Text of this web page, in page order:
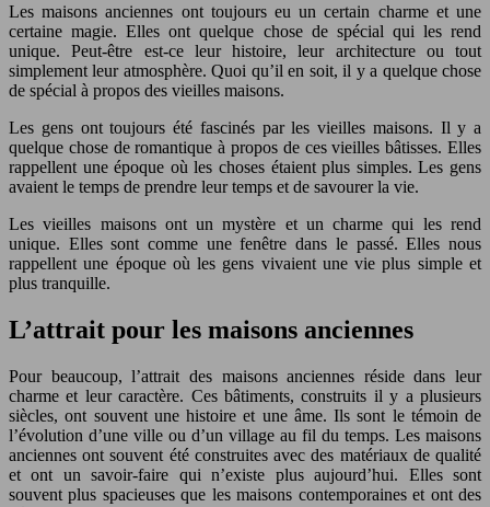
Les maisons anciennes ont toujours eu un certain charme et une
certaine magie. Elles ont quelque chose de spécial qui les rend
unique. Peut-être est-ce leur histoire, leur architecture ou tout
simplement leur atmosphère. Quoi qu’il en soit, il y a quelque chose
de spécial à propos des vieilles maisons.
Les gens ont toujours été fascinés par les vieilles maisons. Il y a
quelque chose de romantique à propos de ces vieilles bâtisses. Elles
rappellent une époque où les choses étaient plus simples. Les gens
avaient le temps de prendre leur temps et de savourer la vie.
Les vieilles maisons ont un mystère et un charme qui les rend
unique. Elles sont comme une fenêtre dans le passé. Elles nous
rappellent une époque où les gens vivaient une vie plus simple et
plus tranquille.
L’attrait pour les maisons anciennes
Pour beaucoup, l’attrait des maisons anciennes réside dans leur
charme et leur caractère. Ces bâtiments, construits il y a plusieurs
siècles, ont souvent une histoire et une âme. Ils sont le témoin de
l’évolution d’une ville ou d’un village au fil du temps. Les maisons
anciennes ont souvent été construites avec des matériaux de qualité
et ont un savoir-faire qui n’existe plus aujourd’hui. Elles sont
souvent plus spacieuses que les maisons contemporaines et ont des